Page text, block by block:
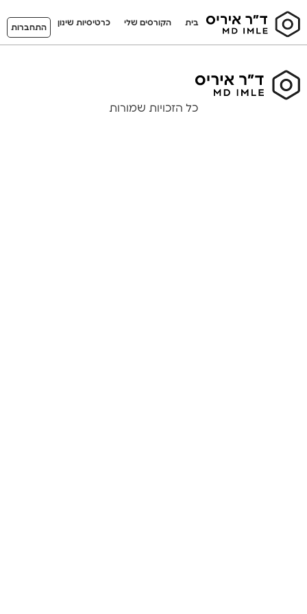
בית הקורסים שלי כרטיסיות שינון
התחברות
כל הזכויות שמורות